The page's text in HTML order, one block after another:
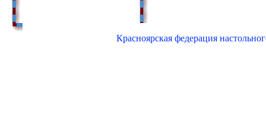
Красноярская федерация